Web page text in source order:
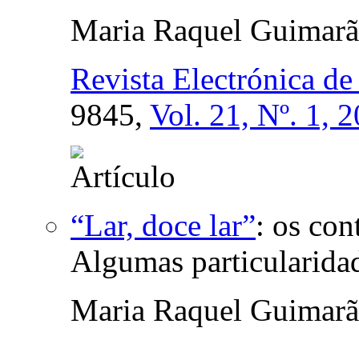
Maria Raquel
Revista Electrónica
9845, Vol. 21, Nº. 1,
“Lar, doce lar”: os
Algumas
Maria Raquel